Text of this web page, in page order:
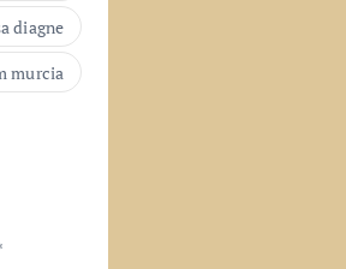
diagne
murcia